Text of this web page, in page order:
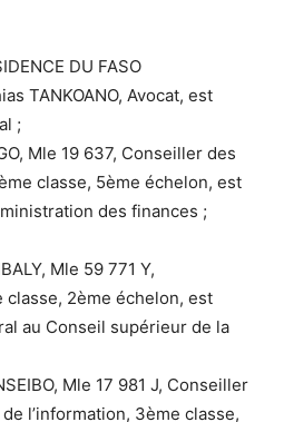
DU FASO
TANKOANO, Avocat, est
;
Mle 19 637, Conseiller des
classe, 5ème échelon, est
des finances ;
Mle 59 771 Y,
2ème échelon, est
au Conseil supérieur de la
Mle 17 981 J, Conseiller
l’information, 3ème classe,